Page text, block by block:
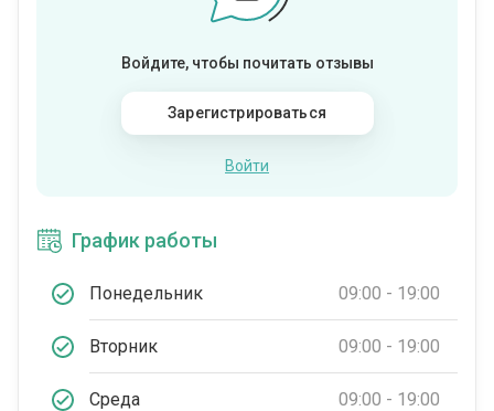
Войдите, чтобы почитать отзывы
Зарегистрироваться
Войти
График работы
Понедельник 09:00 - 19:00
Вторник 09:00 - 19:00
Среда 09:00 - 19:00